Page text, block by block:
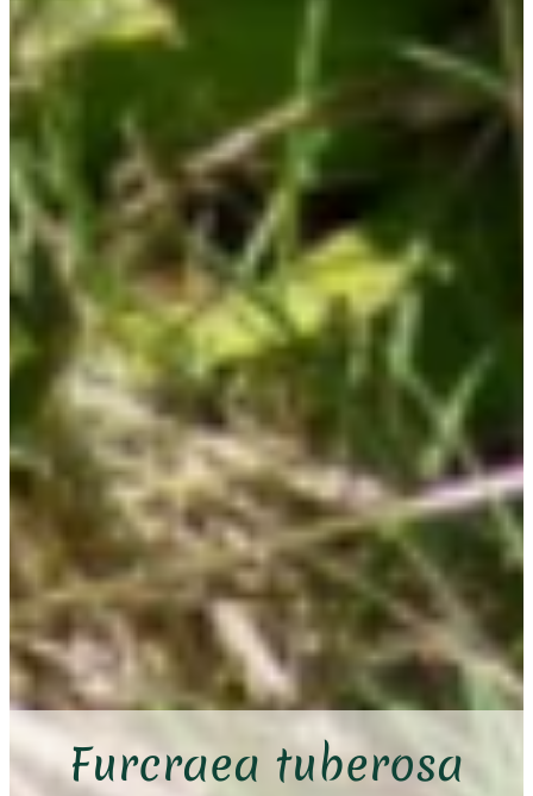
Furcraea tuberosa